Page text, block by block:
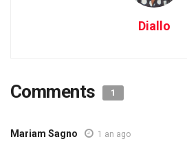
Diallo
Comments 1
Mariam Sagno 1 an ago